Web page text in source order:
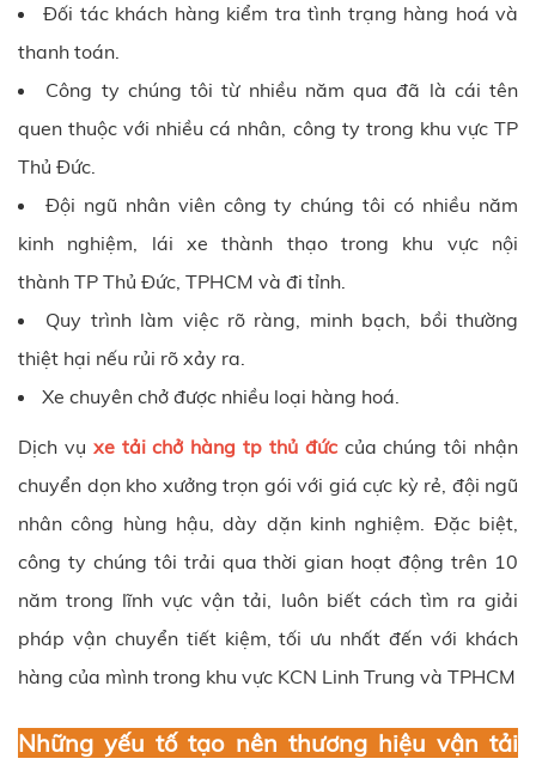
Đối tác khách hàng kiểm tra tình trạng hàng hoá và
thanh toán.
Công ty chúng tôi từ nhiều năm qua đã là cái tên
quen thuộc với nhiều cá nhân, công ty trong khu vực TP
Thủ Đức.
Đội ngũ nhân viên công ty chúng tôi có nhiều năm
kinh nghiệm, lái xe thành thạo trong khu vực nội
thành TP Thủ Đức, TPHCM và đi tỉnh.
Quy trình làm việc rõ ràng, minh bạch, bồi thường
thiệt hại nếu rủi rõ xảy ra.
Xe chuyên chở được nhiều loại hàng hoá.
Dịch vụ xe tải chở hàng tp thủ đứccủa chúng tôi nhận
chuyển dọn kho xưởng trọn gói với giá cực kỳ rẻ, đội ngũ
nhân công hùng hậu, dày dặn kinh nghiệm. Đặc biệt,
công ty chúng tôi trải qua thời gian hoạt động trên 10
năm trong lĩnh vực vận tải, luôn biết cách tìm ra giải
pháp vận chuyển tiết kiệm, tối ưu nhất đến với khách
hàng của mình trong khu vực KCN Linh Trung và TPHCM
Những yếu tố tạo nên thương hiệu vận tải